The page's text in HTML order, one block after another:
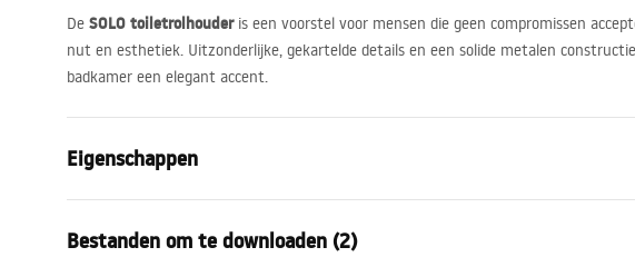
De SOLO toiletrolhouderis een voorstel voor mensen die geen compromissen
nut en esthetiek. Uitzonderlijke, gekartelde details en een solide metalen
badkamer een elegant accent.
Eigenschappen
Materiaal
Bestanden om te downloaden (2)